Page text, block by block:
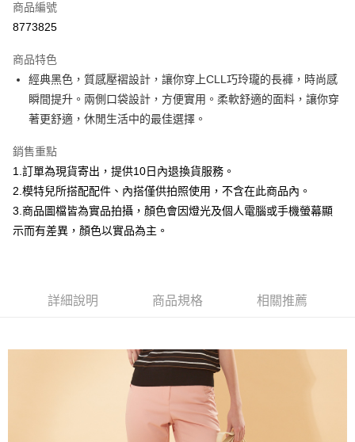
信用卡分期付款
合作金庫商業銀行
華南商業銀行
彰化商業銀行
上海商業儲蓄銀行
台北富邦商業銀行
國泰世華商業銀行
兆豐國際商業銀行
匯豐（台灣）商業銀行
聯邦商業銀行
遠東國際商業銀行
元大商業銀行
永豐商業銀行
台新國際商業銀行
中國信託商業銀行
台灣樂天信用卡公司
超商取貨付款
LINE Pay
街口支付
悠遊付
Google Pay
1.本服務由台灣大哥大提供，台灣大哥大用戶可立即使用無須另外申請。
3.實際核准額度、可分期數及費用金額請依後續交易確認頁面所載為準。
4.訂單成立30分鐘內，如未前往確認交易或遇審核未通過，訂單將自動取
消。如遇「轉專審核」未通過狀況，表示未達大哥付你分期系統評分，恕無
1.分期款項不併入電信帳單，「大哥付你分期」於每月結算日後寄送繳費提
AFTEE先享後付
AFTEE先享後付是「在收到商品之後才付款」的支付方式。 讓您購物簡單
１．簡單：不需註冊會員、不需綁卡、不需儲值。
２．便利：只要手機號碼，簡訊認證，即可結帳。
３．安心：先確認商品／服務後，再付款。
每筆NT$120，滿NT$2,000(含以上)免運費
商品編號
8773825
商品特色
經典黑色，質感壓褶設計，讓你穿上CLL巧玲瓏的長褲，時尚感
瞬間提升。兩側口袋設計，方便實用。柔軟舒適的面料，讓你穿
著更舒適，休閒生活中的最佳選擇。
銷售重點
1.訂單為現貨寄出，提供10日內退換貨服務。
2.模特兒所搭配配件、內搭僅供拍照使用，不含在此商品內。
3.商品圖檔皆為實品拍攝，顏色會因燈光及個人電腦或手機螢幕顯
示而有差異，顏色以實品為主。
詳細說明 商品規格 相關推薦